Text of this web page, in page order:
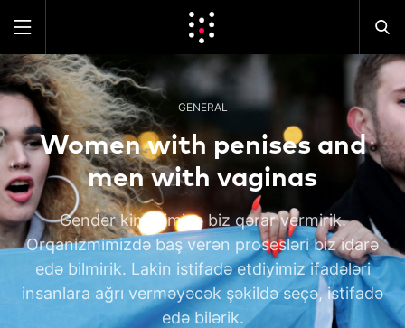
GENERAL
Women with penises and
men with vaginas
Gender kimliyimizə biz qərar vermirik.
Orqanizmimizdə baş verən prosesləri biz idarə
edə bilmirik. Lakin istifadə etdiyimiz ifadələri
insanlara ağrı verməyəcək şəkildə seçə, istifadə
edə bilərik.